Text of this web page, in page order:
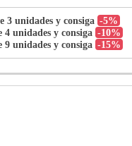
3 unidades y consiga -5%
4 unidades y consiga -10%
9 unidades y consiga -15%